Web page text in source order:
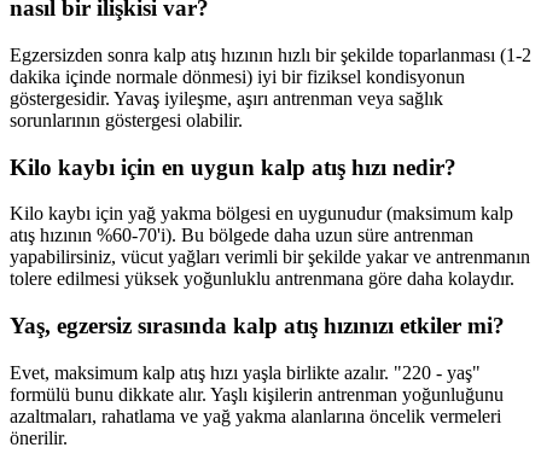
nasıl bir ilişkisi var?
Egzersizden sonra kalp atış hızının hızlı bir şekilde toparlanması (1-2
dakika içinde normale dönmesi) iyi bir fiziksel kondisyonun
göstergesidir. Yavaş iyileşme, aşırı antrenman veya sağlık
sorunlarının göstergesi olabilir.
Kilo kaybı için en uygun kalp atış hızı nedir?
Kilo kaybı için yağ yakma bölgesi en uygunudur (maksimum kalp
atış hızının %60-70'i). Bu bölgede daha uzun süre antrenman
yapabilirsiniz, vücut yağları verimli bir şekilde yakar ve antrenmanın
tolere edilmesi yüksek yoğunluklu antrenmana göre daha kolaydır.
Yaş, egzersiz sırasında kalp atış hızınızı etkiler mi?
Evet, maksimum kalp atış hızı yaşla birlikte azalır. "220 - yaş"
formülü bunu dikkate alır. Yaşlı kişilerin antrenman yoğunluğunu
azaltmaları, rahatlama ve yağ yakma alanlarına öncelik vermeleri
önerilir.